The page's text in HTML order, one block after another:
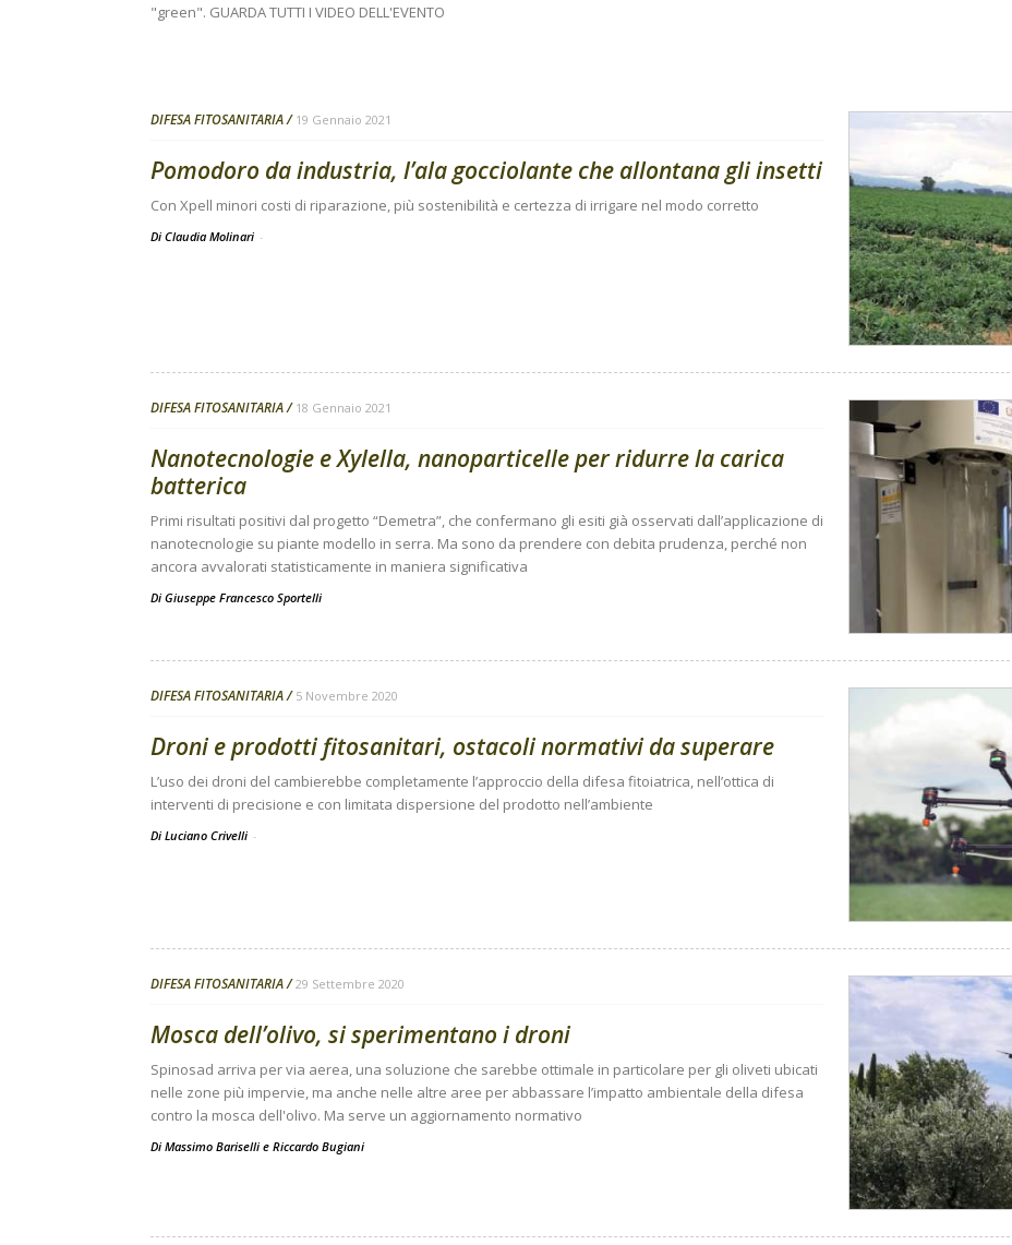
"green". GUARDA TUTTI I VIDEO DELL'EVENTO
DIFESA FITOSANITARIA 19 Gennaio 2021
Pomodoro da industria, l’ala gocciolante che allontana gli insetti
Con Xpell minori costi di riparazione, più sostenibilità e certezza di irrigare nel modo corretto
Di Claudia Molinari -
DIFESA FITOSANITARIA 18 Gennaio 2021
Nanotecnologie e Xylella, nanoparticelle per ridurre la carica
batterica
Primi risultati positivi dal progetto “Demetra”, che confermano gli esiti già osservati dall’applicazione di
nanotecnologie su piante modello in serra. Ma sono da prendere con debita prudenza, perché non
ancora avvalorati statisticamente in maniera significativa
Di Giuseppe Francesco Sportelli
DIFESA FITOSANITARIA 5 Novembre 2020
Droni e prodotti fitosanitari, ostacoli normativi da superare
L’uso dei droni del cambierebbe completamente l’approccio della difesa fitoiatrica, nell’ottica di
interventi di precisione e con limitata dispersione del prodotto nell’ambiente
Di Luciano Crivelli -
DIFESA FITOSANITARIA 29 Settembre 2020
Mosca dell’olivo, si sperimentano i droni
Spinosad arriva per via aerea, una soluzione che sarebbe ottimale in particolare per gli oliveti ubicati
nelle zone più impervie, ma anche nelle altre aree per abbassare l’impatto ambientale della difesa
contro la mosca dell'olivo. Ma serve un aggiornamento normativo
Di Massimo Bariselli e Riccardo Bugiani